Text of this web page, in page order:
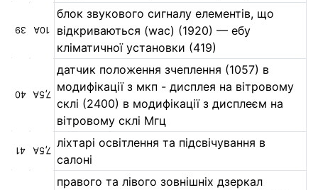
39 10А
блок звукового сигналу елементів, що
відкриваються (wac) (1920) — ебу
кліматичної установки (419)
40 7,5А
датчик положення зчеплення (1057) в
модифікації з мкп - дисплея на вітровому
склі (2400) в модифікації з дисплеєм на
вітровому склі Мгц
41 7,5А
ліхтарі освітлення та підсвічування в
салоні
правого та лівого зовнішніх дзеркал